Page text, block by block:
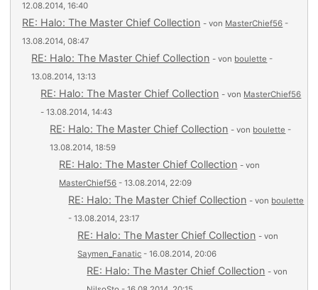
12.08.2014, 16:40
RE: Halo: The Master Chief Collection - von MasterChief56 -
13.08.2014, 08:47
RE: Halo: The Master Chief Collection - von boulette -
13.08.2014, 13:13
RE: Halo: The Master Chief Collection - von MasterChief56
- 13.08.2014, 14:43
RE: Halo: The Master Chief Collection - von boulette -
13.08.2014, 18:59
RE: Halo: The Master Chief Collection - von
MasterChief56 - 13.08.2014, 22:09
RE: Halo: The Master Chief Collection - von boulette
- 13.08.2014, 23:17
RE: Halo: The Master Chief Collection - von
Saymen_Fanatic - 16.08.2014, 20:06
RE: Halo: The Master Chief Collection - von